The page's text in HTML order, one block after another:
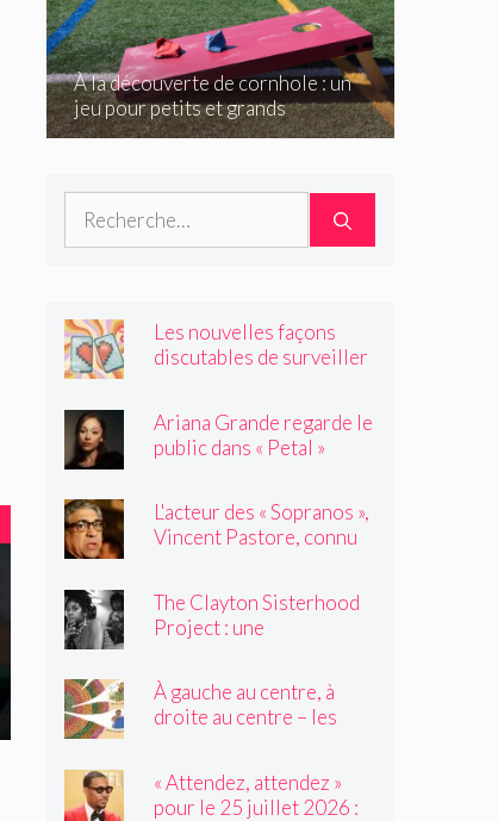
À la découverte de cornhole : un
jeu pour petits et grands
Rechercher :
Les nouvelles façons
discutables de surveiller
Ariana Grande regarde le
public dans « Petal »
L'acteur des « Sopranos »,
Vincent Pastore, connu
ans
The Clayton Sisterhood
Project : une
migration inversée de sa
famille du Nord vers le
Sud
À gauche au centre, à
droite au centre – les
histoires »
« Attendez, attendez »
pour le 25 juillet 2026 :